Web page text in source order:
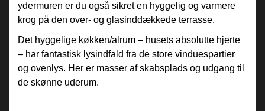
ydermuren er du også sikret en hyggelig og varmere
krog på den over- og glasinddækkede terrasse.
Det hyggelige køkken/alrum – husets absolutte hjerte
– har fantastisk lysindfald fra de store vinduespartier
og ovenlys. Her er masser af skabsplads og udgang til
de skønne uderum.